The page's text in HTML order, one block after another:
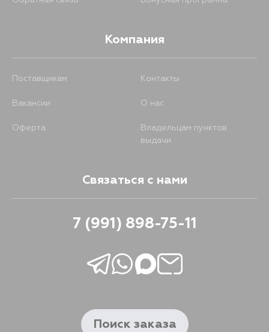
Компания
Поставщикам Контакты
Вакансии О нас
Оферта
Владельцам пунктов
выдачи
Связаться с нами
7 (991) 898-75-11
Поиск заказа